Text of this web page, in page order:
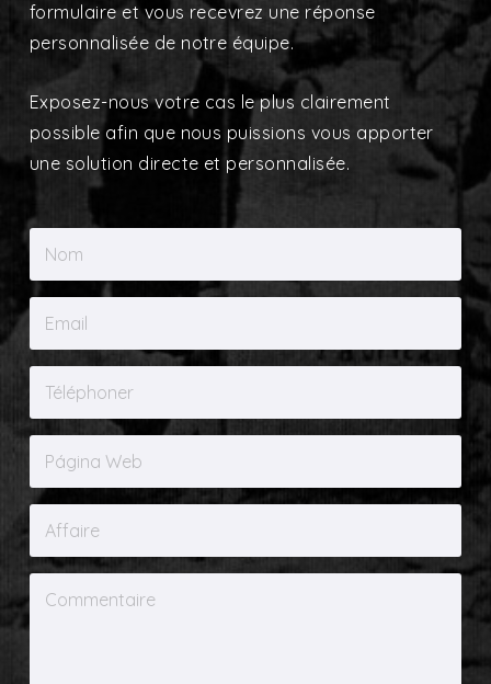
formulaire et vous recevrez une réponse
personnalisée de notre équipe.
Exposez-nous votre cas le plus clairement
possible afin que nous puissions vous apporter
une solution directe et personnalisée.